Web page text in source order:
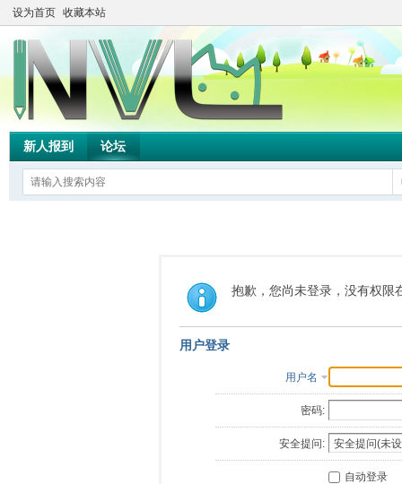
设为首页 收藏本站
新人报到 论坛
抱歉，您尚未登录，没有权限
用户登录
用户名
密码:
安全提问:
自动登录